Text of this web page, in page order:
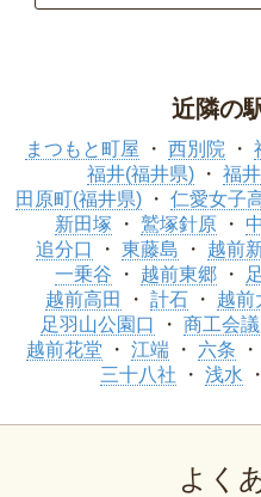
近隣の
まつもと町屋 西別院
福井(福井県)
福
田原町(福井県)
仁愛女子
新田塚
鷲塚針原
追分口
東藤島 越前
一乗谷
越前東郷
越前高田
計石 越前
足羽山公園口
商工会
越前花堂
江端 六条
三十八社
浅水
よく